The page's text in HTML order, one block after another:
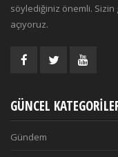
söylediğiniz önemli. Sizin
açıyoruz.
GÜNCEL
Gündem